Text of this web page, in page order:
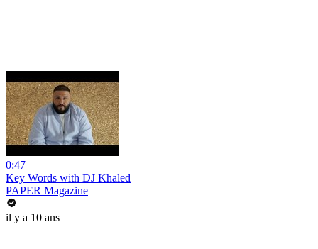
0:47
Key Words with DJ Khaled
PAPER Magazine
il y a 10 ans